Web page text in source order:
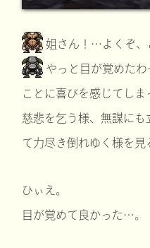
姐さん！…よくぞ、
やっと目が覚めた
ことに喜びを感じてしま
慈悲を乞う様、無謀に
て力尽き倒れゆく様を見
ひぃえ。
目が覚めて良かった…。